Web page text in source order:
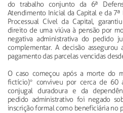
do trabalho conjunto da 6ª
Atendimento Inicial da Capital e da 7ª
Processual Cível da Capital,
direito de uma viúva à pensão por
negativa administrativa do pedido
complementar. A decisão
pagamento das parcelas vencidas
O caso começou após a morte do
fictício)* conviveu por cerca de 60
conjugal duradoura e da
pedido administrativo foi negado
inscrição formal como beneficiária no